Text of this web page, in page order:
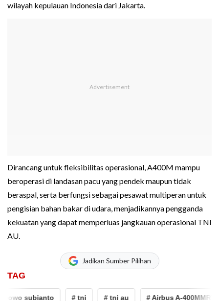
wilayah kepulauan Indonesia dari Jakarta.
Dirancang untuk fleksibilitas operasional, A400M mampu
beroperasi di landasan pacu yang pendek maupun tidak
beraspal, serta berfungsi sebagai pesawat multiperan untuk
pengisian bahan bakar di udara, menjadikannya pengganda
kekuatan yang dapat memperluas jangkauan operasional TNI
AU.
Jadikan Sumber Pilihan
TAG
subianto # tni # tni au # Airbus A-400MMRTT